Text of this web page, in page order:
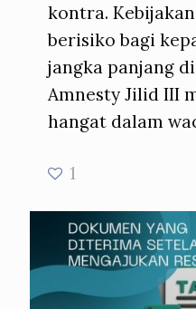
kontra.
berisiko bagi
jangka panjang
Amnesty Jilid III
hangat dalam
1